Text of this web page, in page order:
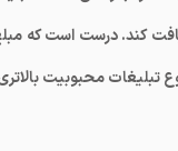
محبوبیت بالاتری